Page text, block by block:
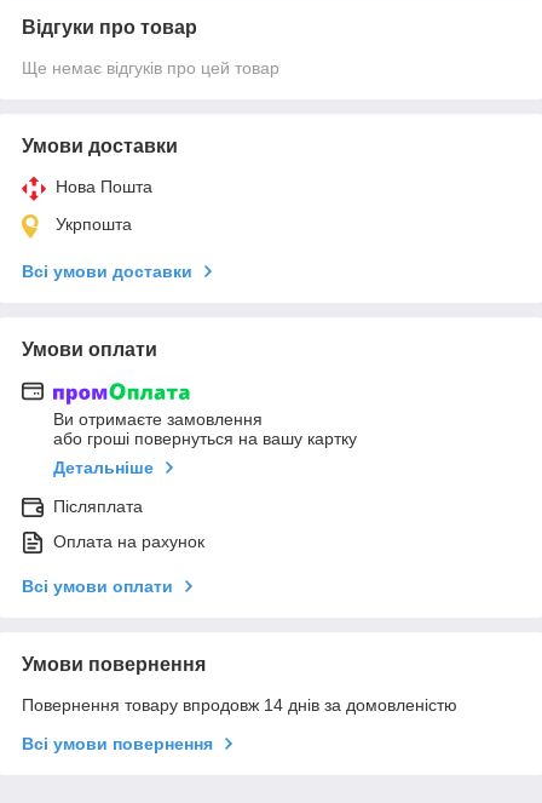
Відгуки про товар
Ще немає відгуків про цей товар
Умови доставки
Нова Пошта
Укрпошта
Всі умови доставки
Умови оплати
Ви отримаєте замовлення
або гроші повернуться на вашу картку
Детальніше
Післяплата
Оплата на рахунок
Всі умови оплати
Умови повернення
Повернення товару впродовж 14 днів за домовленістю
Всі умови повернення